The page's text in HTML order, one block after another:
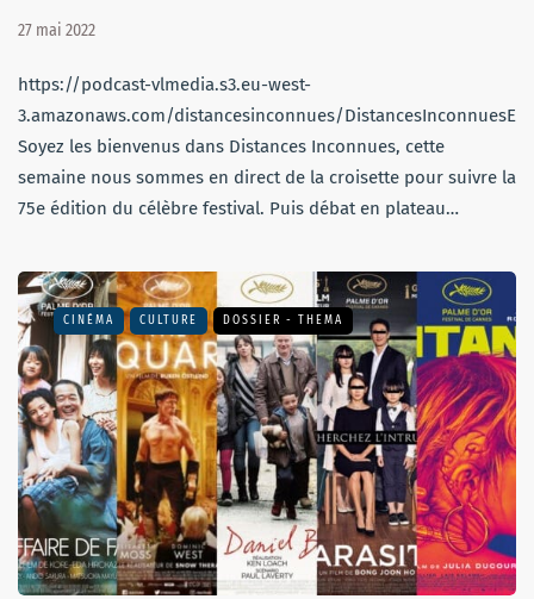
27 mai 2022
https://podcast-vlmedia.s3.eu-west-
3.amazonaws.com/distancesinconnues/
Soyez les bienvenus dans Distances Inconnues, cette
semaine nous sommes en direct de la croisette pour suivre la
75e édition du célèbre festival. Puis débat en plateau…
CINÉMA CULTURE DOSSIER - THEMA